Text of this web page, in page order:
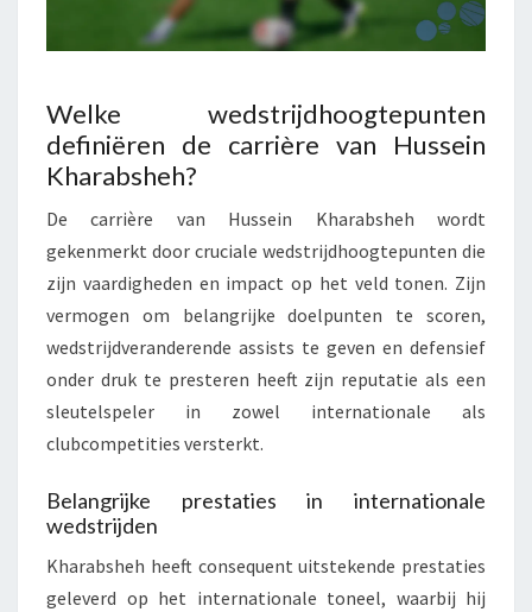
Welke wedstrijdhoogtepunten
definiëren de carrière van Hussein
Kharabsheh?
De carrière van Hussein Kharabsheh wordt
gekenmerkt door cruciale wedstrijdhoogtepunten die
zijn vaardigheden en impact op het veld tonen. Zijn
vermogen om belangrijke doelpunten te scoren,
wedstrijdveranderende assists te geven en defensief
onder druk te presteren heeft zijn reputatie als een
sleutelspeler in zowel internationale als
clubcompetities versterkt.
Belangrijke prestaties in internationale
wedstrijden
Kharabsheh heeft consequent uitstekende prestaties
geleverd op het internationale toneel, waarbij hij